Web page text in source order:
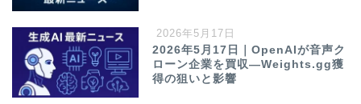
2026年5月17日
2026年5月17日｜OpenAIが音声ク
ローン企業を買収—Weights.gg獲
得の狙いと影響